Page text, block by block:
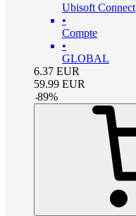
Ubisoft Connect
•
Compte
•
GLOBAL
6.37 EUR
59.99 EUR
-89%